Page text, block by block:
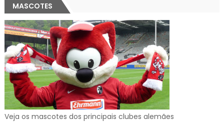
MASCOTES
Veja os mascotes dos principais clubes alemães